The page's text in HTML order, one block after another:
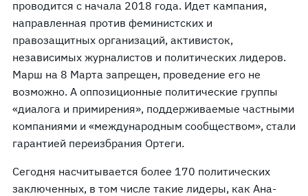
проводится с начала 2018 года. Идет кампания,
направленная против феминистских и
правозащитных организаций, активисток,
независимых журналистов и политических лидеров.
Марш на 8 Марта запрещен, проведение его не
возможно. А оппозиционные политические группы
«диалога и примирения», поддерживаемые частными
компаниями и «международным сообществом», стали
гарантией переизбрания Ортеги.
Сегодня насчитывается более 170 политических
заключенных, в том числе такие лидеры, как Ана-